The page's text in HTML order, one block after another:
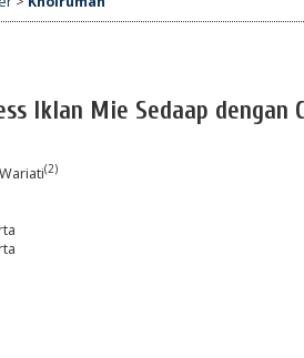
Iklan Mie Sedaap dengan
(2)